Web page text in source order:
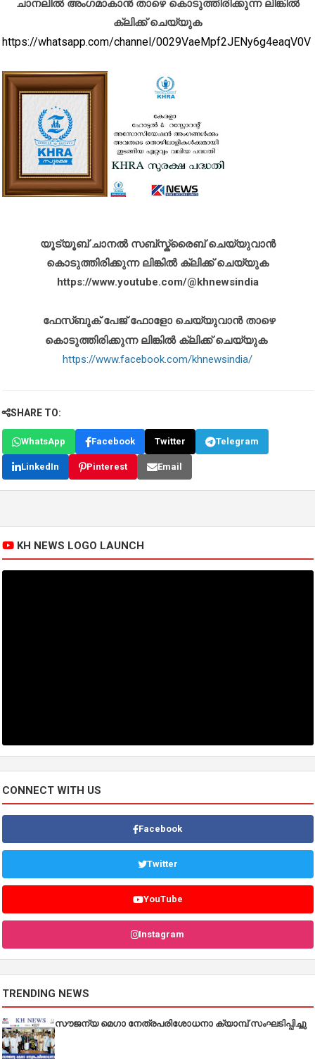
ചാനലിൽ അംഗമാകാൻ താഴെ കൊടുത്തിരിക്കുന്ന ലിങ്കിൽ
ക്ലിക്ക് ചെയ്യുക
https://whatsapp.com/channel/0029VaeMpf2JENy6g4eaqV0V
യൂട്യൂബ് ചാനൽ സബ്സ്ക്രൈബ് ചെയ്യുവാൻ
കൊടുത്തിരിക്കുന്ന ലിങ്കിൽ ക്ലിക്ക് ചെയ്യുക
https://www.youtube.com/@khnewsindia
ഫേസ്ബുക് പേജ് ഫോളോ ചെയ്യുവാൻ താഴെ
കൊടുത്തിരിക്കുന്ന ലിങ്കിൽ ക്ലിക്ക് ചെയ്യുക
https://www.facebook.com/khnewsindia/
SHARE TO:
WhatsApp Facebook Twitter Telegram
LinkedIn Pinterest Email
KH NEWS LOGO LAUNCH
CONNECT WITH US
Facebook
Twitter
YouTube
Instagram
TRENDING NEWS
സൗജന്യ മെഗാ നേത്രപരിശോധനാ ക്യാമ്പ് സംഘടിപ്പിച്ചു